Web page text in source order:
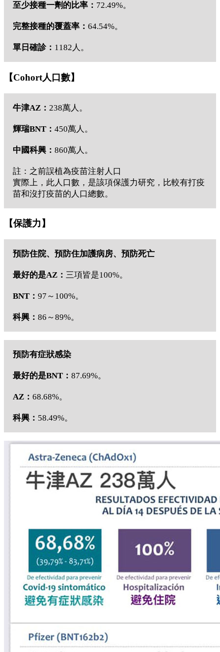
至少接種一劑的比率： 72.49%。
完整接種的覆蓋率： 64.54%。
單日確診： 1182人。
【Cohort人口數】
牛津AZ： 238萬人。
輝瑞BNT： 450萬人。
中國科興： 860萬人。
註：之前誤植為疫苗注射人口
實際上，此人口數，是該項保護力研究，比較有打疫
苗和沒打疫苗的人口總數。
【保護力】
預防住院、預防住加護病房、預防死亡
最好的是AZ： 三項皆是100%。
BNT： 97～100%。
科興： 86～89%。
預防有症狀感染
最好的是BNT： 87.69%。
AZ： 68.68%。
科興： 58.49%。